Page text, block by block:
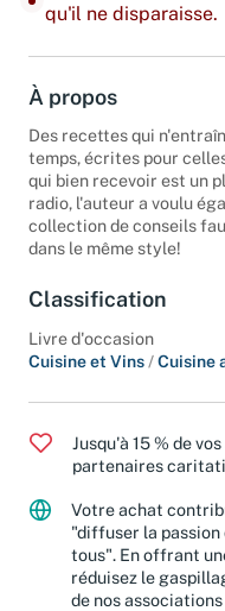
qu'il ne disparaisse.
À propos
Des recettes qui
temps, écrites pour
qui bien recevoir est un
radio, l'auteur a voulu
collection de conseils
dans le même style!
Classification
Livre d'occasion
Cuisine et Vins /Cuisine
Jusqu'à 15 % de
partenaires
Votre achat
"diffuser la passion
tous". En offrant
réduisez le
de nos